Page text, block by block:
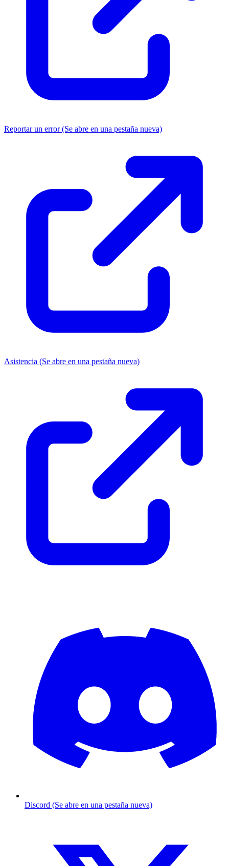
Reportar un error(Se abre en una pestaña nueva)
Asistencia (Se abre en una pestaña nueva)
Discord (Se abre en una pestaña nueva)